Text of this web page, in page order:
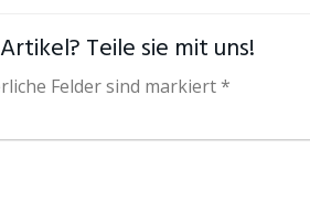
Teile sie mit uns!
Felder sind markiert *